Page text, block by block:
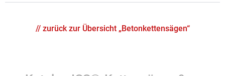
// zurück zur Übersicht „Betonkettensägen“